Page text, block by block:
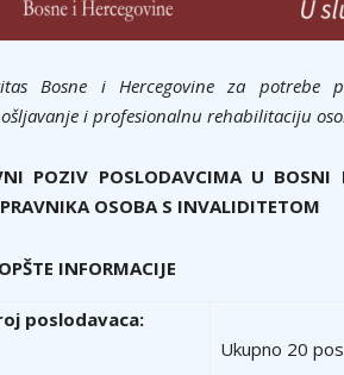
Bosne i Hercegovine za potrebe
i profesionalnu rehabilitaciju
POZIV POSLODAVCIMA U BOSNI
OSOBA S INVALIDITETOM
OPŠTE INFORMACIJE
poslodavaca:
Ukupno 20